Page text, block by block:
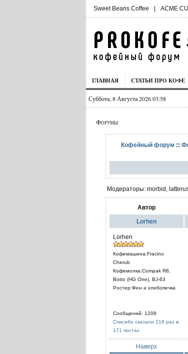
Sweet Beans Coffee | ACME
ГЛАВНАЯ СТАТЬИ ПРО КОФЕ
Суббота, 8 Августа 2026 03:58
Форумы
Кофейный форум ::
Модераторы: morbid,
Автор
Lorhen
Lorhen
Кофемашина:Fracino
Cherub
Кофемолка:Compak R8,
Botto (HG One), BJ-63
Ростер:Фен и хлебопечка
Сообщений: 1209
Спасибо сказали 216 раз в
171 постах
Наверх